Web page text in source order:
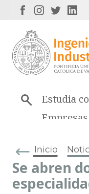
Estudia
Inicio
Se abren